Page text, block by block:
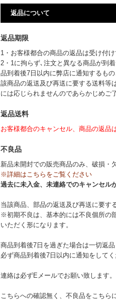
返品について
返品期限
1・お客様都合の商品の返品は受け付け
2・1に拘らず､注文と異なる商品が到
品到着後7日以内に弊店に通知するも
該商品の返送及び再送に要する送料等
には応じられませんのであらかじめご
返品送料
お客様都合のキャンセル、商品の返品
不良品
新品未開封での販売商品のみ、破損・
※詳細はこちらをご覧ください
過去に未入金、未連絡でのキャンセル
当該商品、部品の返送及び再送に要す
※初期不良は、基本的には不良個所の
いただく形になります。
商品到着後7日を過ぎた場合は一切返
必ず商品到着後7日以内に通知をしてく
連絡は必ずEメールでお願い致します
こちらへの確認無く、不良品をこちら